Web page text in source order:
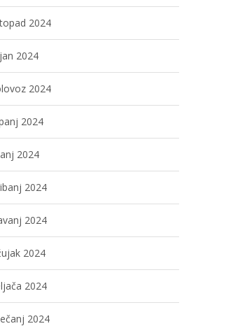
2024
2024
2024
2024
2024
2024
2024
2024
2024
2024